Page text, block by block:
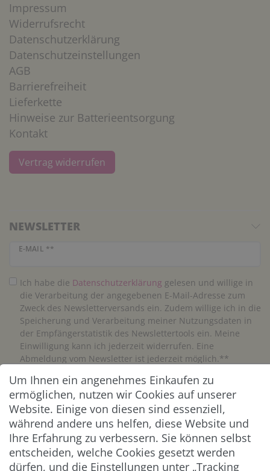
Impressum
Widerrufsrecht
Datenschutzerklärung
Datenschutzeinstellungen
AGB
Barrierefreiheit
Lieferkette
Hinweise zur Batterieentsorgung
Kontakt
Vertrag widerrufen
NEWSLETTER
E-MAIL **
Newsletter Honig
Ich habe die Daten­schutz­erklärung gelesen und willige in
die Verarbeitung der angegebenen E-Mail-Adresse zum
Zweck des Newsletterversands ein. Zudem willige ich in die
Speicherung und Verarbeitung meiner Nutzungsdaten in
der Empfängerstatistik des Newslettertools ein. Meine
Einwilligung kann ich jederzeit widerrufen. Eine
Abmeldung vom Newsletter ist jederzeit möglich.**
Abonnieren
** Hierbei handelt es sich um ein Pflichtfeld.
ZAHLUNG & VERSAND
Um Ihnen ein angenehmes Einkaufen zu
ermöglichen, nutzen wir Cookies auf unserer
Website. Einige von diesen sind essenziell,
während andere uns helfen, diese Website und
Ihre Erfahrung zu verbessern. Sie können selbst
entscheiden, welche Cookies gesetzt werden
dürfen, und die Einstellungen unter „Tracking